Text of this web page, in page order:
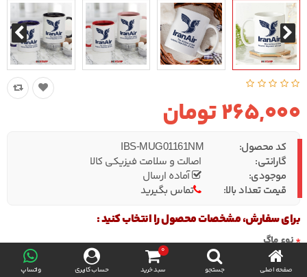
صفحه اصلی جستجو
0
سبد خرید
حساب کاربری واتساپ
265,000 تومان
کد محصول: IBS-MUG01161NM
گارانتی:
اصالت و سلامت فیزیکی کالا
موجودی:
آماده ارسال
قیمت تعداد بالا:
تماس بگیرید
برای سفارش، مشخصات محصول را انتخاب کنید :
نوع ماگ